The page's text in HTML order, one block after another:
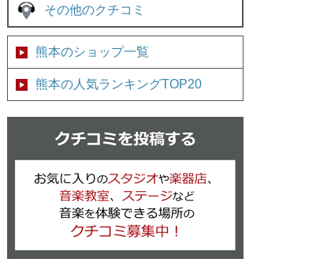
その他のクチコミ
熊本のショップ一覧
熊本の人気ランキングTOP20